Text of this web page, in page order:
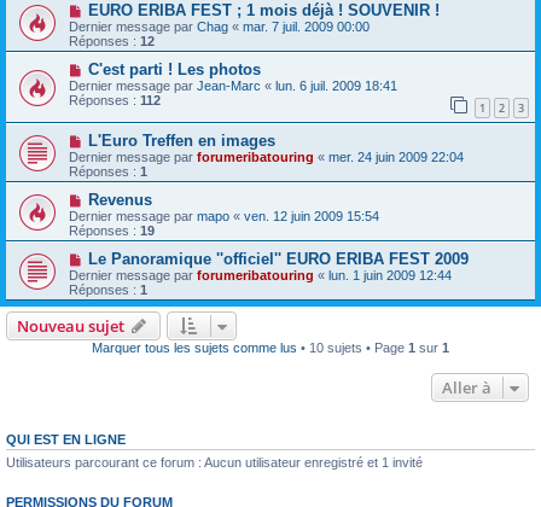
EURO ERIBA FEST ; 1 mois déjà ! SOUVENIR !
Dernier message par Chag « mar. 7 juil. 2009 00:00
Réponses : 12
C'est parti ! Les photos
Dernier message par Jean-Marc « lun. 6 juil. 2009 18:41
Réponses : 112 1 2 3
L'Euro Treffen en images
Dernier message par forumeribatouring « mer. 24 juin 2009 22:04
Réponses : 1
Revenus
Dernier message par mapo « ven. 12 juin 2009 15:54
Réponses : 19
Le Panoramique ''officiel'' EURO ERIBA FEST 2009
Dernier message par forumeribatouring « lun. 1 juin 2009 12:44
Réponses : 1
Nouveau sujet
Marquer tous les sujets comme lus • 10 sujets • Page 1 sur 1
Aller à
QUI EST EN LIGNE
Utilisateurs parcourant ce forum : Aucun utilisateur enregistré et 1 invité
PERMISSIONS DU FORUM